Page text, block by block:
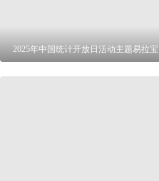
2025年中国统计开放日活动主题易拉宝